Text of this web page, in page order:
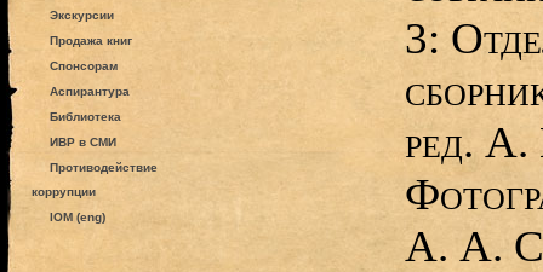
Экскурсии
Продажа книг
Спонсорам
Аспирантура
Библиотека
ИВР в СМИ
Противодействие
коррупции
IOM (eng)
3:
ред. А.
А. А.